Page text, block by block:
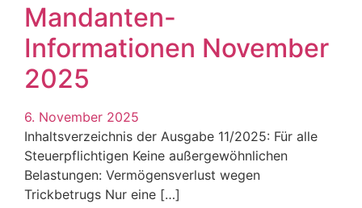
Mandanten-
Informationen November
2025
6. November 2025
Inhaltsverzeichnis der Ausgabe 11/2025: Für alle
Steuerpflichtigen Keine außergewöhnlichen
Belastungen: Vermögensverlust wegen
Trickbetrugs Nur eine […]